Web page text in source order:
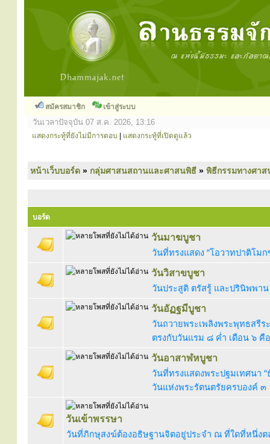
สมัครสมาชิก เข้าสู่ระบบ
วันเวลาปัจจุบัน 07 ส.ค. 2026, 13:16
แสดงกระทู้ที่ยังไม่มีการตอบ แสดงกระทู้ที่เปิดดูแล้ว
หน้าเว็บบอร์ด » กลุ่มศาสนสถานและศาสนพิธี » พิธีกรรมทางศา
บอร์ด
วันมาฆบูชา
วันที่ทรงแสดง “โอวาทปาติโม
วันวิสาขบูชา
วันประสูติ ตรัสรู้ และปรินิพพา
วันอัฏฐมีบูชา
วันถวายพระเพลิงพระพุทธสรีร
ตรงกับวันแรม ๘ ค่ำ เดือน ๖ คื
วันอาสาฬหบูชา
วันที่ทรงแสดงพระปฐมเทศนา
วันแห่งพระรัตนตรัยครบองค์ ๓
วันเข้าพรรษา
วันที่ภิกษุสงฆ์ต้องอธิษฐานจิตอยู่ประจำ ณ ที่ใดที่หนึ่งต